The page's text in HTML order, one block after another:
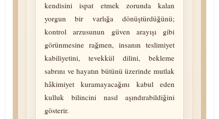
kendisini ispat etmek zorunda kalan
yorgun bir varlığa dö­nüş­tür­dü­ğü­nü;
kontrol arzusunun güven arayışı gibi
görünmesine rağmen, insanın teslimiyet
kabiliyetini, tevekkül dilini, bekleme
sabrını ve hayatın bütünü üzerinde mutlak
hâkimiyet kuramayacağını kabul eden
kulluk bilincini nasıl aşındırabildiğini
gösterir.